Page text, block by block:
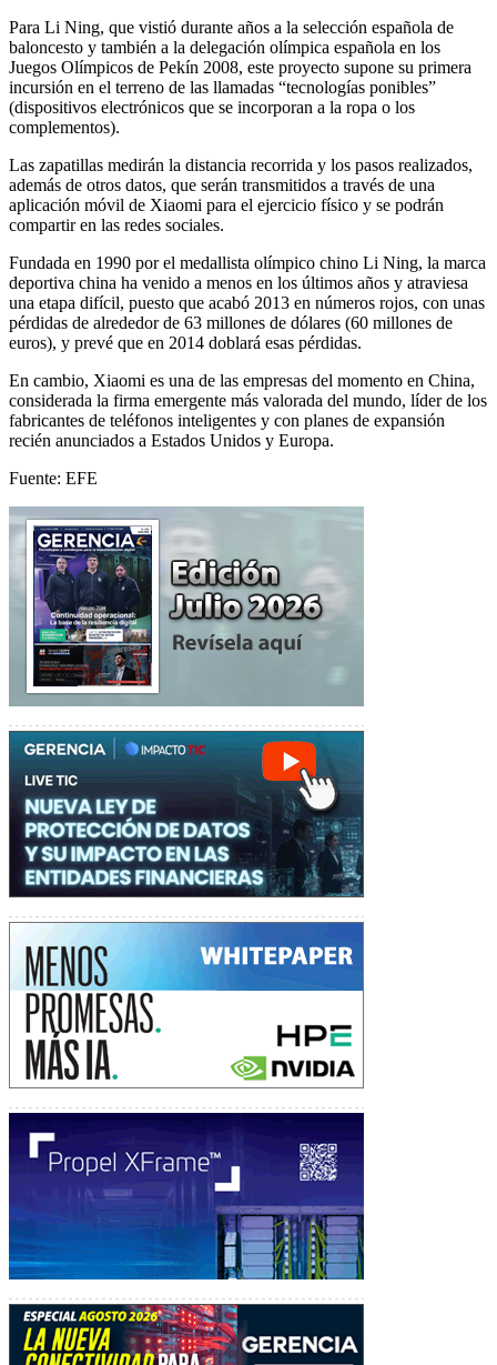
Para Li Ning, que vistió durante años a la selección española de
baloncesto y también a la delegación olímpica española en los
Juegos Olímpicos de Pekín 2008, este proyecto supone su primera
incursión en el terreno de las llamadas “tecnologías ponibles”
(dispositivos electrónicos que se incorporan a la ropa o los
complementos).
Las zapatillas medirán la distancia recorrida y los pasos realizados,
además de otros datos, que serán transmitidos a través de una
aplicación móvil de Xiaomi para el ejercicio físico y se podrán
compartir en las redes sociales.
Fundada en 1990 por el medallista olímpico chino Li Ning, la marca
deportiva china ha venido a menos en los últimos años y atraviesa
una etapa difícil, puesto que acabó 2013 en números rojos, con unas
pérdidas de alrededor de 63 millones de dólares (60 millones de
euros), y prevé que en 2014 doblará esas pérdidas.
En cambio, Xiaomi es una de las empresas del momento en China,
considerada la firma emergente más valorada del mundo, líder de los
fabricantes de teléfonos inteligentes y con planes de expansión
recién anunciados a Estados Unidos y Europa.
Fuente: EFE